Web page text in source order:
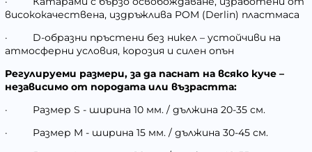
висококачествена, издръжлива POM (Derlin) пластмаса
·
D-образни пръстени без никел – устойчиви на
атмосферни условия, корозия и силен опън
Регулируеми размери, за да паснат на всяко куче –
независимо от породата или възрастта:
·
Размер S - ширина 10 мм. / дължина 20-35 см.
·
Размер M - ширина 15 мм. / дължина 30-45 см.